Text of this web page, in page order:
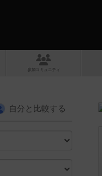
コミュニティ
自分と 比較する